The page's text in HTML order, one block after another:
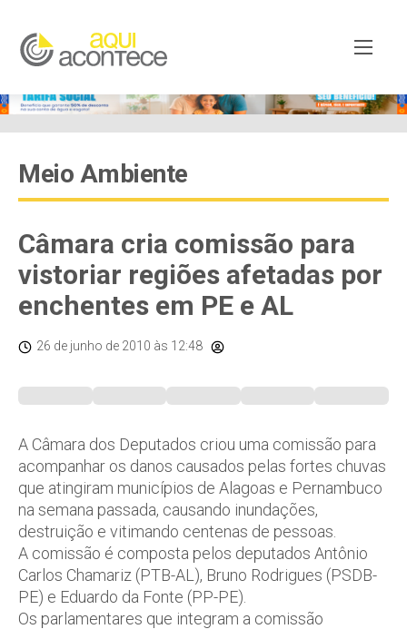
Meio Ambiente
Câmara cria comissão para
vistoriar regiões afetadas por
enchentes em PE e AL
26 de junho de 2010 às 12:48
A Câmara dos Deputados criou uma comissão para
acompanhar os danos causados pelas fortes chuvas
que atingiram municípios de Alagoas e Pernambuco
na semana passada, causando inundações,
destruição e vitimando centenas de pessoas.
A comissão é composta pelos deputados Antônio
Carlos Chamariz (PTB-AL), Bruno Rodrigues (PSDB-
PE) e Eduardo da Fonte (PP-PE).
Os parlamentares que integram a comissão